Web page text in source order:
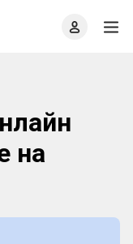
на